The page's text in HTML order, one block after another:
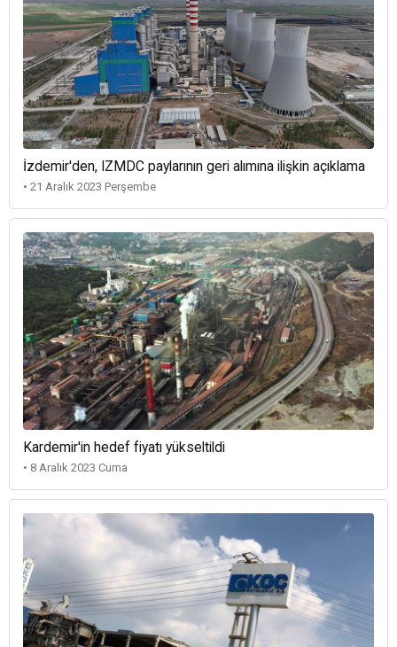
İzdemir'den, IZMDC paylarının geri alımına ilişkin açıklama
• 21 Aralık 2023 Perşembe
Kardemir'in hedef fiyatı yükseltildi
• 8 Aralık 2023 Cuma